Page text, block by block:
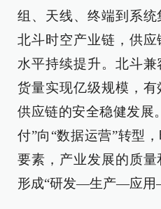
组、天线、终端到系
北斗时空产业链，供
水平持续提升。北斗
货量实现亿级规模，
供应链的安全稳健发展
付”向“数据运营”转型
要素，产业发展的质
形成“研发—生产—应用